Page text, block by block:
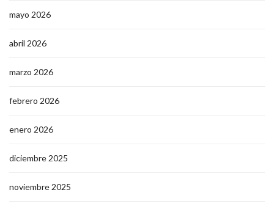
mayo 2026
abril 2026
marzo 2026
febrero 2026
enero 2026
diciembre 2025
noviembre 2025